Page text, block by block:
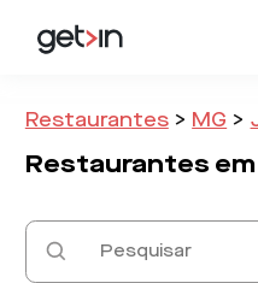
Restaurantes > MG >
Restaurantes em